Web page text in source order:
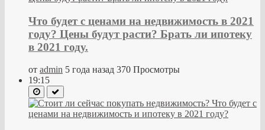
Что будет с ценами на недвижимость в 2021
году? Цены будут расти? Брать ли ипотеку
в 2021 году.
от admin 5 года назад 370 Просмотры
19:15